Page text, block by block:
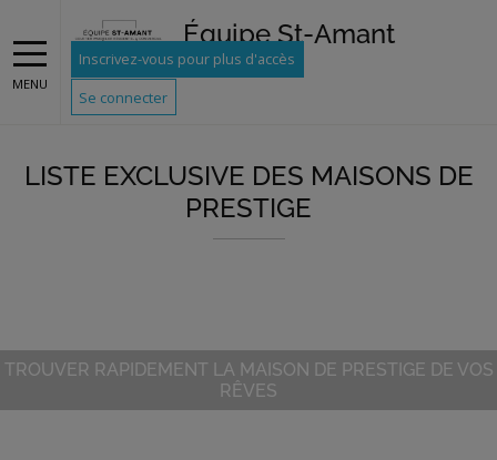
MENU
Équipe St-Amant
Inscrivez-vous pour plus d'accès
Se connecter
LISTE EXCLUSIVE DES MAISONS DE
PRESTIGE
TROUVER RAPIDEMENT LA MAISON DE PRESTIGE DE VOS
RÊVES